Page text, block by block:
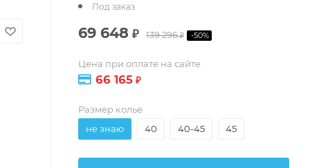
Под заказ
69 648 ₽ 139 296₽ -50%
Цена при оплате на сайте
66 165 ₽
Размер колье
не знаю
40 40-45 45